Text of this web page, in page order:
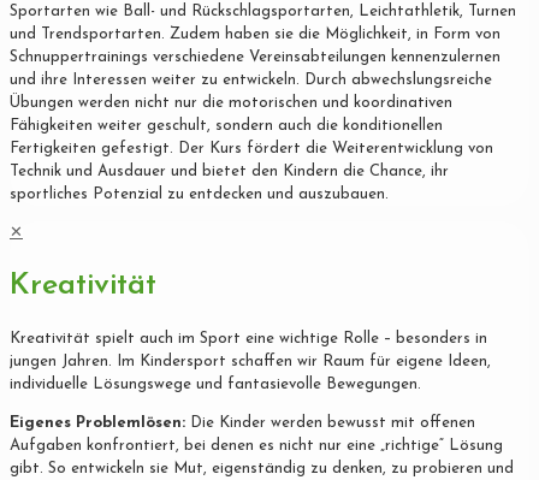
Sportarten wie Ball- und Rückschlagsportarten, Leichtathletik, Turnen
und Trendsportarten. Zudem haben sie die Möglichkeit, in Form von
Schnuppertrainings verschiedene Vereinsabteilungen kennenzulernen
und ihre Interessen weiter zu entwickeln. Durch abwechslungsreiche
Übungen werden nicht nur die motorischen und koordinativen
Fähigkeiten weiter geschult, sondern auch die konditionellen
Fertigkeiten gefestigt. Der Kurs fördert die Weiterentwicklung von
Technik und Ausdauer und bietet den Kindern die Chance, ihr
sportliches Potenzial zu entdecken und auszubauen.
✕
Kreativität
Kreativität spielt auch im Sport eine wichtige Rolle – besonders in
jungen Jahren. Im Kindersport schaffen wir Raum für eigene Ideen,
individuelle Lösungswege und fantasievolle Bewegungen.
Eigenes Problemlösen: Die Kinder werden bewusst mit offenen
Aufgaben konfrontiert, bei denen es nicht nur eine „richtige“ Lösung
gibt. So entwickeln sie Mut, eigenständig zu denken, zu probieren und